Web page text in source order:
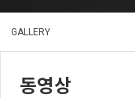
GALLERY
동영상